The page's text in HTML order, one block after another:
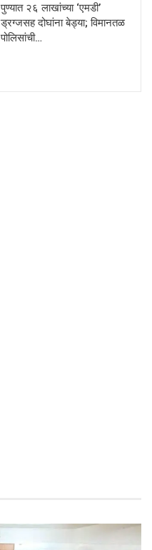
पुण्यात २६ लाखांच्या ‘एमडी’
ड्रग्जसह दोघांना बेड्या; विमानतळ
पोलिसांची…